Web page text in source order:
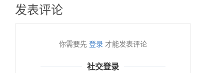
发表评论
你需要先 登录 才能发表评论
社交登录